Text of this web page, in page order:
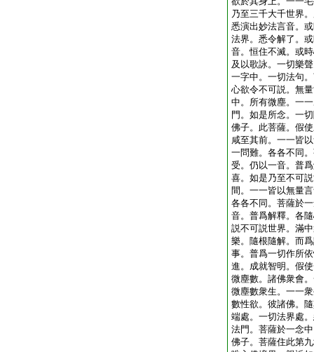
乃至三千大千世界
悉演出妙法言音。
法界。悉令解了。
音。恒住不滅。或
及以歌詠。一切樂
一字中。一切法句
心欲令不可説。無
中。所有微塵。一
門。如是所念。一
佛子。此菩薩。假
咸至其前。一一皆
一問難。各各不同
受。仍以一音。普
喜。如是乃至不可
間。一一皆以無量
各各不同。菩薩於
音。普爲解釋。各
説不可説世界。滿
樂。隨根隨解。而
事。普爲一切作所
進。成就智明。假
微塵數。諸佛衆會
微塵數衆生。一一
數性欲。彼諸佛。
端處。一切法界處
法門。菩薩於一念
佛子。菩薩住此第